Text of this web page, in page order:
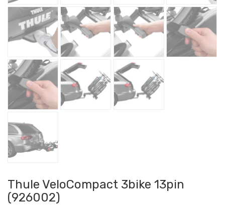
Thule VeloCompact 3bike 13pin
(926002)